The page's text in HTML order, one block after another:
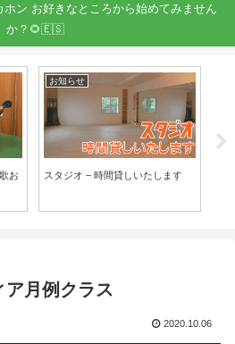
ン お好きなところから始めてみません
か？🌻🇪🇸
お
お知らせ
スタジオ – 時間貸しいたします
月例クラス
2020.10.06